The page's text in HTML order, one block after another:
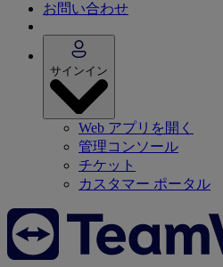
お問い合わせ
サインイン
Web アプリを開く
管理コンソール
チケット
カスタマー ポータル